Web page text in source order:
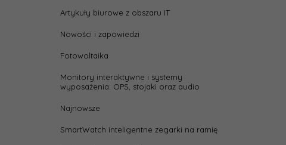
Artykuły biurowe z obszaru IT
Nowości i zapowiedzi
Fotowoltaika
Monitory interaktywne i systemy
wyposażenia: OPS, stojaki oraz audio
Najnowsze
SmartWatch inteligentne zegarki na ramię